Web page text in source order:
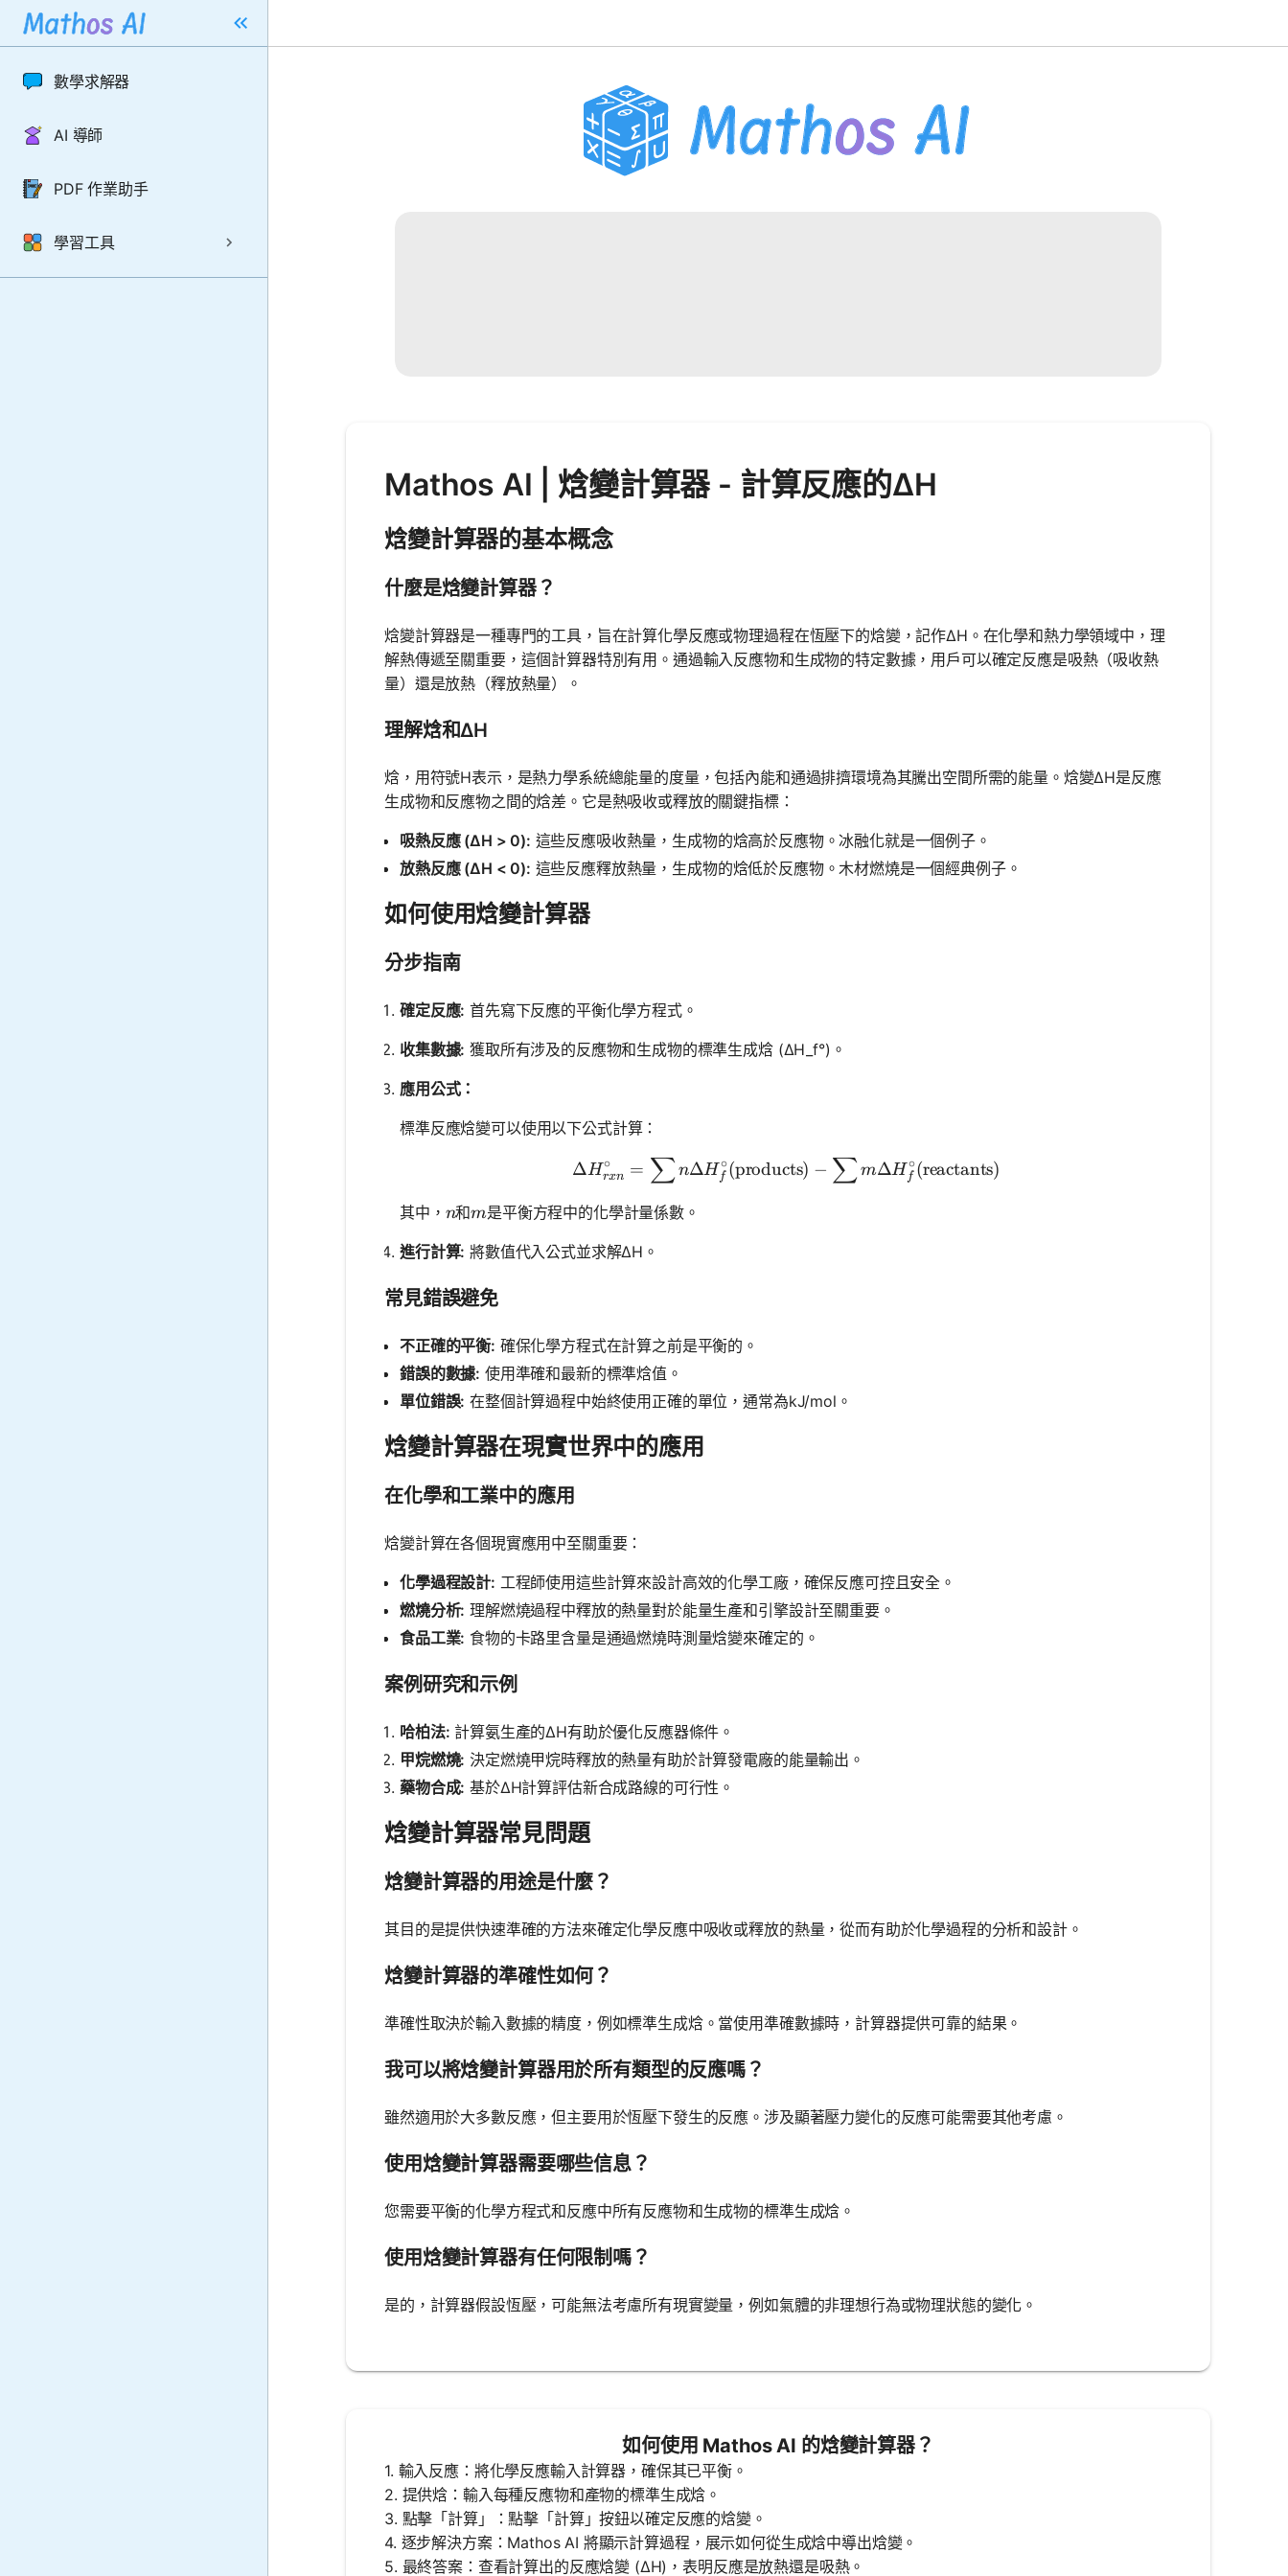
數學求解器
AI 導師
PDF 作業助手
學習工具
Mathos AI | 焓變計算器 - 計算反應的ΔH
焓變計算器的基本概念
什麼是焓變計算器？
焓變計算器是一種專門的工具，旨在計算化學反應或物理過程在恆壓下的焓變，記作ΔH。在化學和熱力學領域中，理
解熱傳遞至關重要，這個計算器特別有用。通過輸入反應物和生成物的特定數據，用戶可以確定反應是吸熱（吸收熱
量）還是放熱（釋放熱量）。
理解焓和ΔH
焓，用符號H表示，是熱力學系統總能量的度量，包括內能和通過排擠環境為其騰出空間所需的能量。焓變ΔH是反應
生成物和反應物之間的焓差。它是熱吸收或釋放的關鍵指標：
吸熱反應 (ΔH > 0): 這些反應吸收熱量，生成物的焓高於反應物。冰融化就是一個例子。
放熱反應 (ΔH < 0): 這些反應釋放熱量，生成物的焓低於反應物。木材燃燒是一個經典例子。
如何使用焓變計算器
分步指南
確定反應: 首先寫下反應的平衡化學方程式。
收集數據: 獲取所有涉及的反應物和生成物的標準生成焓 (ΔH_f°)。
應用公式：
標準反應焓變可以使用以下公式計算：
\Delta H^\circ_{rxn} = \sum n \Delta H_f^\circ
ΔHrxn
∘ = ∑nΔH f
∘(products) − ∑mΔH f
∘(reactants)
其中， n
n和m
m是平衡方程中的化學計量係數。
進行計算: 將數值代入公式並求解ΔH。
常見錯誤避免
不正確的平衡: 確保化學方程式在計算之前是平衡的。
錯誤的數據: 使用準確和最新的標準焓值。
單位錯誤: 在整個計算過程中始終使用正確的單位，通常為kJ/mol。
焓變計算器在現實世界中的應用
在化學和工業中的應用
焓變計算在各個現實應用中至關重要：
化學過程設計: 工程師使用這些計算來設計高效的化學工廠，確保反應可控且安全。
燃燒分析: 理解燃燒過程中釋放的熱量對於能量生產和引擎設計至關重要。
食品工業: 食物的卡路里含量是通過燃燒時測量焓變來確定的。
案例研究和示例
哈柏法: 計算氨生產的ΔH有助於優化反應器條件。
甲烷燃燒: 決定燃燒甲烷時釋放的熱量有助於計算發電廠的能量輸出。
藥物合成: 基於ΔH計算評估新合成路線的可行性。
焓變計算器常見問題
焓變計算器的用途是什麼？
其目的是提供快速準確的方法來確定化學反應中吸收或釋放的熱量，從而有助於化學過程的分析和設計。
焓變計算器的準確性如何？
準確性取決於輸入數據的精度，例如標準生成焓。當使用準確數據時，計算器提供可靠的結果。
我可以將焓變計算器用於所有類型的反應嗎？
雖然適用於大多數反應，但主要用於恆壓下發生的反應。涉及顯著壓力變化的反應可能需要其他考慮。
使用焓變計算器需要哪些信息？
您需要平衡的化學方程式和反應中所有反應物和生成物的標準生成焓。
使用焓變計算器有任何限制嗎？
是的，計算器假設恆壓，可能無法考慮所有現實變量，例如氣體的非理想行為或物理狀態的變化。
如何使用 Mathos AI 的焓變計算器？
1. 輸入反應：將化學反應輸入計算器，確保其已平衡。
2. 提供焓：輸入每種反應物和產物的標準生成焓。
3. 點擊「計算」：點擊「計算」按鈕以確定反應的焓變。
4. 逐步解決方案：Mathos AI 將顯示計算過程，展示如何從生成焓中導出焓變。
5. 最終答案：查看計算出的反應焓變 (ΔH)，表明反應是放熱還是吸熱。